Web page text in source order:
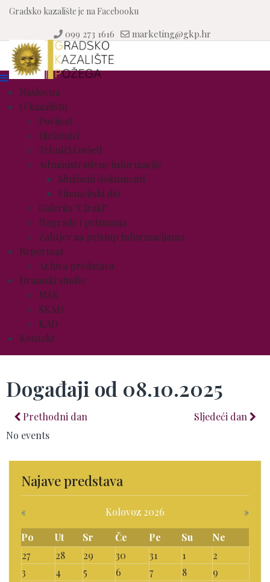
Gradsko kazalište je na Facebooku
099 273 1616 marketing@gkp.hr
Naslovna
O kazalištu
Povijest
Djelatnici
Tehnički uvjeti
Administrativne informacije
Službeni dokumenti
Financijski dio
Galerija "Ciraki"
Nagrade i priznanja
Zahtjev za pristup informacijama
Repertoar
Arhiva predstava
Dramski studio
MŠK
SKAD
KAD
Kontakt
Događaji od 08.10.2025
Prethodni dan
Sljedeći dan
No events
Najave predstava
« Kolovoz 2026
»
Po
Ut Sr Če Pe Su
Ne
27
28 29 30 31 1
2
3
4 5 6 7 8
9